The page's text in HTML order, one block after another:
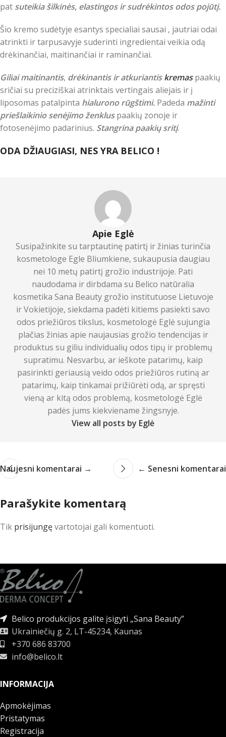
pat suteikia šilkinės, elastingos ir sudrėkintos odos pojūtį.
Šio kremo sudėtyje esantys specialiai sausai , jautriai odai
atrinkti ir tarpusavyje suderinti ingredientai veikia odą
drėkinančiai, maitinančiai ir raminančiai.
Giliai maitinantis, drėkinantis ir atkuriantiskremaspaakių
sričiai su preciziškai atrinktais vertingais aliejais ir į
liposomas patalpinta hialurono rūgštimi. Padeda mažinti
priešlaikinio senėjimo ženkluspaakių zonoje ir
fotosenėjimo padarinius. Stangrina paakių sritį.
ODA DŽIAUGIASI, NES YRA BELICO !
Apie Eglė
Susipažinkite su tarptautinę patirtį ir žinias turinčia
kosmetologe Egle Bliumkiene, sukaupusia daugiau
nei 10 metų patirtį grožio industrijoje. Pati
naudodama ir dirbdama su Belico natūralia
kosmetika Sana Beauty grožio institutuose Lietuvoje
ir Vokietijoje, siekdama padėti kitiems pasiekti savo
odos priežiūros tikslus, kosmetologė Eglė sujungia
plačias žinias apie naujausias grožio tendencijas ir
produktus su giliu individualių odos tipų ir problemų
supratimu. Nesvarbu, ar ieškote patarimų, kaip
pasirinkti geriausią veido odos priežiūros rutiną ar
patarimų, kaip tinkamai prižiūrėti odą, ar spręsti
vieną ar kitą odos problemą, kosmetologė Eglė
padės jums kiekviename žingsnyje.
View all posts by Eglė
Naujesni komentarai → ← Senesni komentarai
Parašykite komentarą
Tik prisijungęvartotojai gali komentuoti.
Belico produkcijos galite įsigyti „Sana Beauty”
Ukrainiečių g. 2, LT-45234, Kaunas
+370 686 83700
info@belico.lt
INFORMACIJA
Apmokėjimas
Pristatymas
Registracija